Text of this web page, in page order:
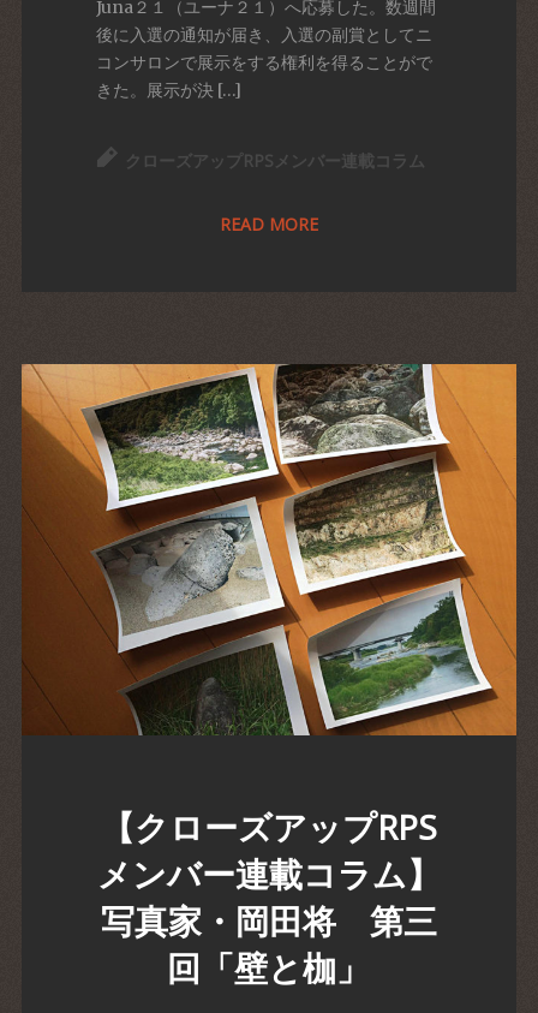
Juna２１（ユーナ２１）へ応募した。数週間
後に入選の通知が届き、入選の副賞としてニ
コンサロンで展示をする権利を得ることがで
きた。展示が決 […]
クローズアップRPSメンバー連載コラム
READ MORE
【クローズアップRPS
メンバー連載コラム】
写真家・岡田将 第三
回「壁と枷」